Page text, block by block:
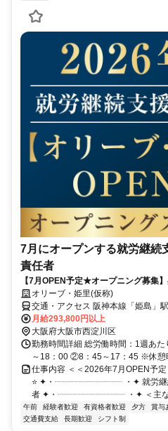
7月にオープンする就労継続
責任者
【7月OPEN予定★オープニング募集
オリーブ・姫里(仮称)
交通・アクセス 阪神本線「姫島」
り徒歩15分、JR「塚本」駅より徒歩
月給293,800円以上
大阪府大阪市西淀川区
勤務時間詳細 総労働時間：1週あ
～18：00 ②8：45～17：45 ※休憩
仕事内容 ＜＜2026年7月OPEN予
⭐ ✦・┈┈┈┈┈┈┈┈ ・✦ 就労継続
者 ✦・┈┈┈┈┈┈┈┈ ・✦ ＜主なお
午前 経験者歓迎 有資格者歓迎 夕方 賞与
交通費支給
長期歓迎 シフト制